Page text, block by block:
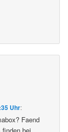
Uhr:
Faend